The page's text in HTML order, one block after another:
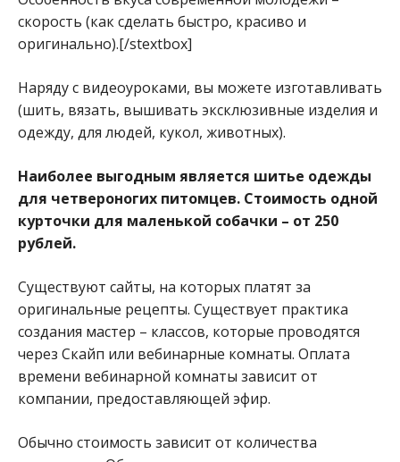
скорость (как сделать быстро, красиво и
оригинально).[/stextbox]
Наряду с видеоуроками, вы можете изготавливать
(шить, вязать, вышивать эксклюзивные изделия и
одежду, для людей, кукол, животных).
Наиболее выгодным является шитье одежды
для четвероногих питомцев. Стоимость одной
курточки для маленькой собачки – от 250
рублей.
Существуют сайты, на которых платят за
оригинальные рецепты. Существует практика
создания мастер – классов, которые проводятся
через Скайп или вебинарные комнаты. Оплата
времени вебинарной комнаты зависит от
компании, предоставляющей эфир.
Обычно стоимость зависит от количества